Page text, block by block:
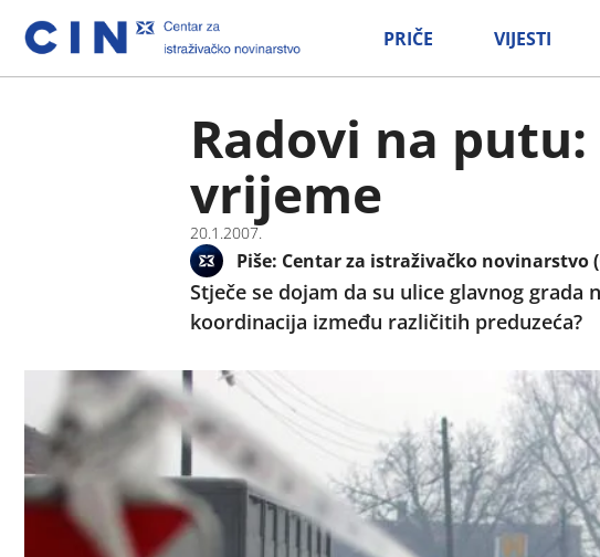
PRIČE VIJESTI
Radovi na
vrijeme
20.1.2007.
Piše: Centar za istraživačko novinarstvo
Stječe se dojam da su ulice glavnog
koordinacija između različitih preduzeća?